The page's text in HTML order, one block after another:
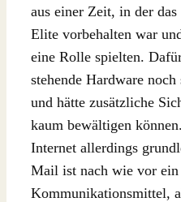
aus einer Zeit, in der
Elite vorbehalten war
eine Rolle spielten.
stehende Hardware
und hätte zusätzliche
kaum bewältigen
Internet allerdings
Mail ist nach wie vor ein
Kommunikationsmittel,